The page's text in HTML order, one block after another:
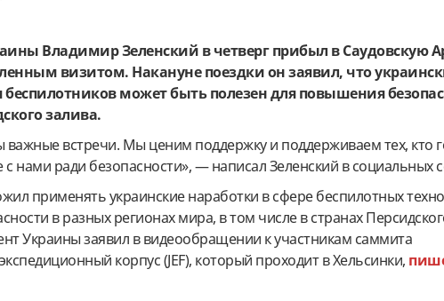
Владимир Зеленский в четверг прибыл в Саудовскую
визитом. Накануне поездки он заявил, что
беспилотников может быть полезен для повышения
залива.
важные встречи. Мы ценим поддержку и поддерживаем тех, кто
с нами ради безопасности», — написал Зеленский в социальных
применять украинские наработки в сфере беспилотных
в разных регионах мира, в том числе в странах
Украины заявил в видеообращении к участникам саммита
корпус (JEF), который проходит в Хельсинки,